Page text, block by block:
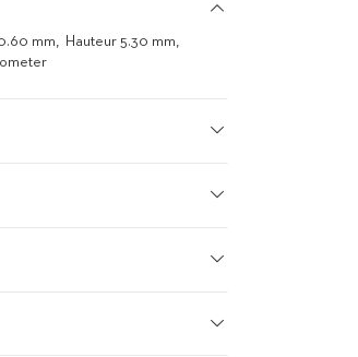
mm
Hauteur 5.30 mm